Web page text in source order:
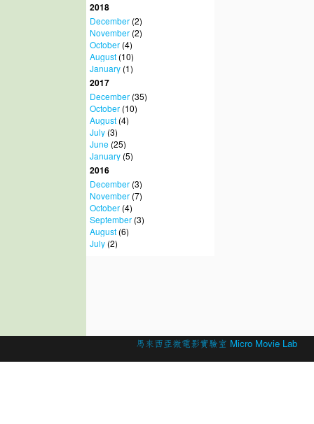
2018
December(2)
November(2)
October(4)
August(10)
January(1)
2017
December(35)
October(10)
August(4)
July(3)
June(25)
January(5)
2016
December(3)
November(7)
October(4)
September(3)
August(6)
July(2)
馬來西亞微電影實驗室 Micro Movie Lab